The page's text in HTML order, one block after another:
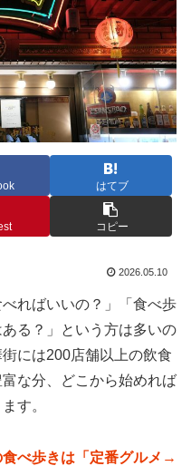
はてブ
コピー
2026.05.10
ればいいの？」「食べ歩
る？」という方は多いの
には200店舗以上の飲食
な分、どこから始めれば
す。
べ歩きは「定番グルメ→